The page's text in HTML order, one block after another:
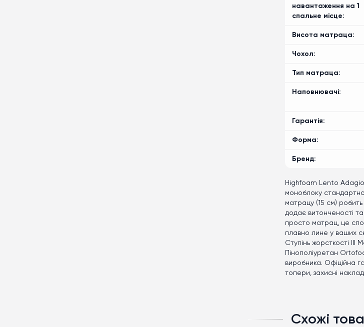
навантаження на 1
спальне місце
Висота матраца
Чохол
Тип матраца
Наповнювачі
Гарантія
Форма
Бренд
Highfoam Lento Adagio
моноблоку
матрацу (15 см)
додає витонченості
просто матрац, це
плавно лине у ваших
Ступінь жорсткості
Пінополіуретан
виробника. Офіційна
топери, захисні
Схожі